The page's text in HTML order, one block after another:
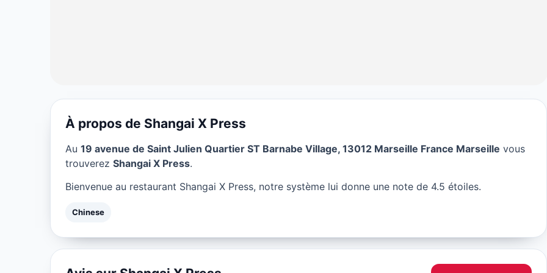
Shangai X Press à Marseille
★ 4.5/5
À propos de Shangai X Press
Au 19 avenue de Saint Julien Quartier ST Barnabe Village, 13012 Marseille France Marseille vous
trouverez Shangai X Press.
Bienvenue au restaurant Shangai X Press, notre système lui donne une note de 4.5 étoiles.
Chinese